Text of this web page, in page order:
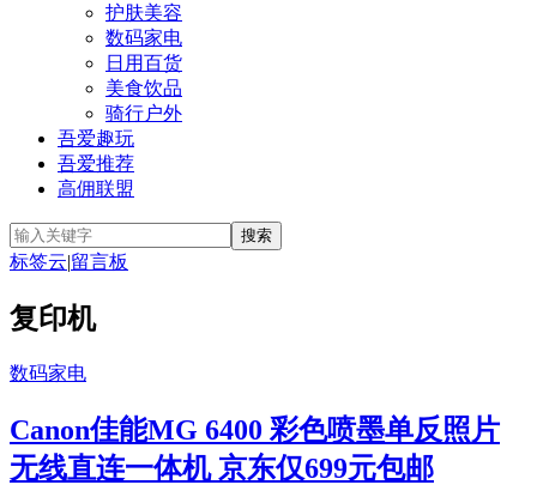
护肤美容
数码家电
日用百货
美食饮品
骑行户外
吾爱趣玩
吾爱推荐
高佣联盟
标签云|留言板
复印机
数码家电
Canon佳能MG 6400 彩色喷墨单反照片
无线直连一体机 京东仅699元包邮